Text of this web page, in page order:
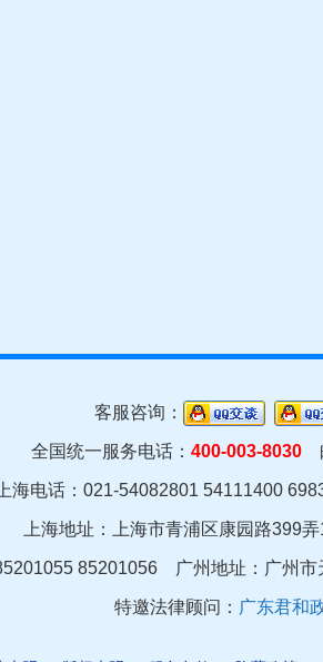
客服咨询：
全国统一服务电话： 400-003-8030
上海电话：021-54082801 54111400
上海地址：上海市青浦区康园路399
85201056 广州地址： 广州
特邀法律顾问： 广东君和